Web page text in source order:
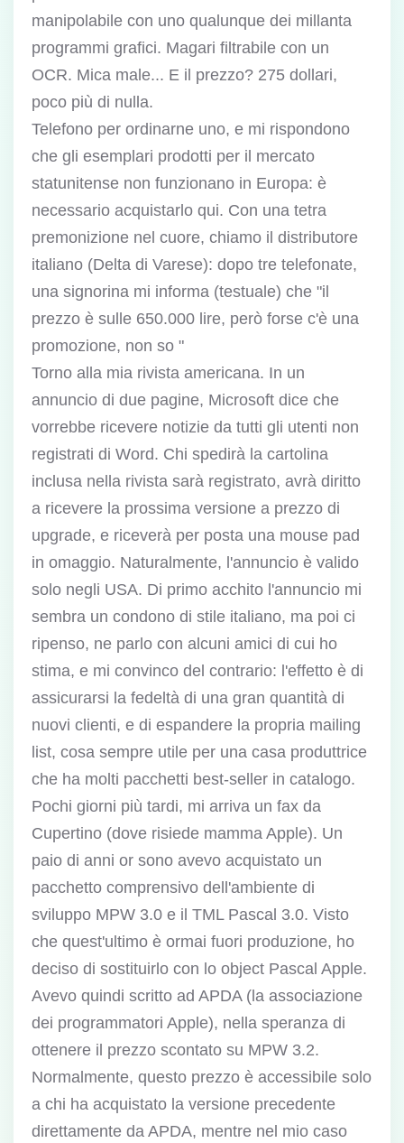
manipolabile con uno qualunque dei millanta
programmi grafici. Magari filtrabile con un
OCR. Mica male... E il prezzo? 275 dollari,
poco più di nulla.
Telefono per ordinarne uno, e mi rispondono
che gli esemplari prodotti per il mercato
statunitense non funzionano in Europa: è
necessario acquistarlo qui. Con una tetra
premonizione nel cuore, chiamo il distributore
italiano (Delta di Varese): dopo tre telefonate,
una signorina mi informa (testuale) che "il
prezzo è sulle 650.000 lire, però forse c'è una
promozione, non so "
Torno alla mia rivista americana. In un
annuncio di due pagine, Microsoft dice che
vorrebbe ricevere notizie da tutti gli utenti non
registrati di Word. Chi spedirà la cartolina
inclusa nella rivista sarà registrato, avrà diritto
a ricevere la prossima versione a prezzo di
upgrade, e riceverà per posta una mouse pad
in omaggio. Naturalmente, l'annuncio è valido
solo negli USA. Di primo acchito l'annuncio mi
sembra un condono di stile italiano, ma poi ci
ripenso, ne parlo con alcuni amici di cui ho
stima, e mi convinco del contrario: l'effetto è di
assicurarsi la fedeltà di una gran quantità di
nuovi clienti, e di espandere la propria mailing
list, cosa sempre utile per una casa produttrice
che ha molti pacchetti best-seller in catalogo.
Pochi giorni più tardi, mi arriva un fax da
Cupertino (dove risiede mamma Apple). Un
paio di anni or sono avevo acquistato un
pacchetto comprensivo dell'ambiente di
sviluppo MPW 3.0 e il TML Pascal 3.0. Visto
che quest'ultimo è ormai fuori produzione, ho
deciso di sostituirlo con lo object Pascal Apple.
Avevo quindi scritto ad APDA (la associazione
dei programmatori Apple), nella speranza di
ottenere il prezzo scontato su MPW 3.2.
Normalmente, questo prezzo è accessibile solo
a chi ha acquistato la versione precedente
direttamente da APDA, mentre nel mio caso